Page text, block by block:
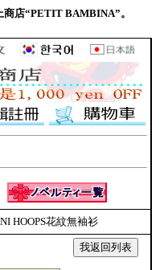
店“PETIT BAMBINA”。
HOOPS花紋無袖衫